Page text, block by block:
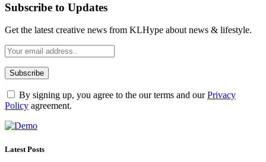
Subscribe to Updates
Get the latest creative news from KLHype about news & lifestyle.
By signing up, you agree to the our terms and ourPrivacy
Policy agreement.
Latest Posts